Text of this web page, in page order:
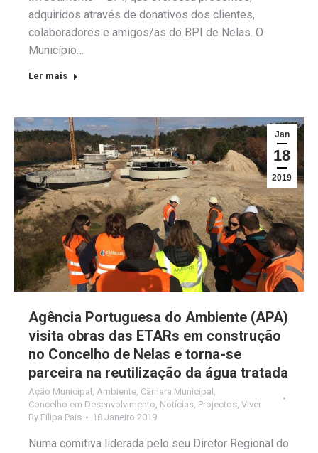
adquiridos através de donativos dos clientes,
colaboradores e amigos/as do BPI de Nelas. O
Município…
Ler mais
Jan
18
2019
Agência Portuguesa do Ambiente (APA)
visita obras das ETARs em construção
no Concelho de Nelas e torna-se
parceira na reutilização da água tratada
Ação Municipal Ambiente Câmara Municipal
Concelho em Desenvolvimento Notícias Projectos Viver
By Filipa Pais 18 Janeiro 2019
Numa comitiva liderada pelo seu Diretor Regional do